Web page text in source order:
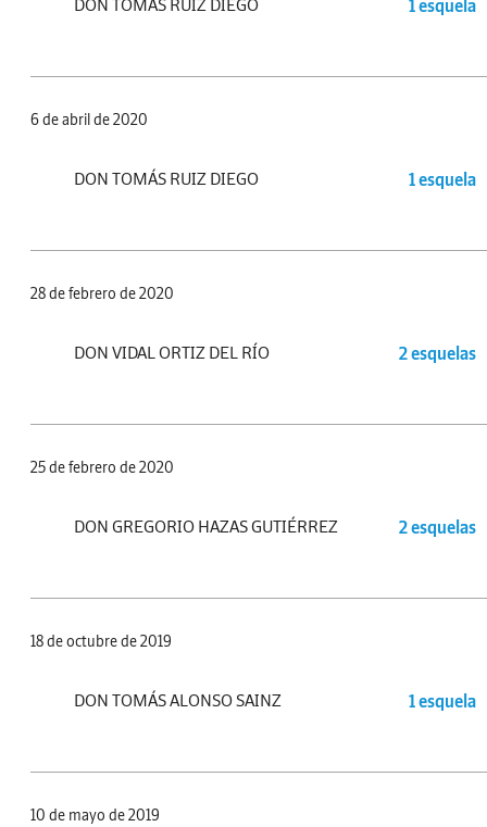
DON TOMÁS RUIZ DIEGO 1 esquela
6 de abril de 2020
DON TOMÁS RUIZ DIEGO 1 esquela
28 de febrero de 2020
DON VIDAL ORTIZ DEL RÍO 2 esquelas
25 de febrero de 2020
DON GREGORIO HAZAS GUTIÉRREZ 2 esquelas
18 de octubre de 2019
DON TOMÁS ALONSO SAINZ 1 esquela
10 de mayo de 2019